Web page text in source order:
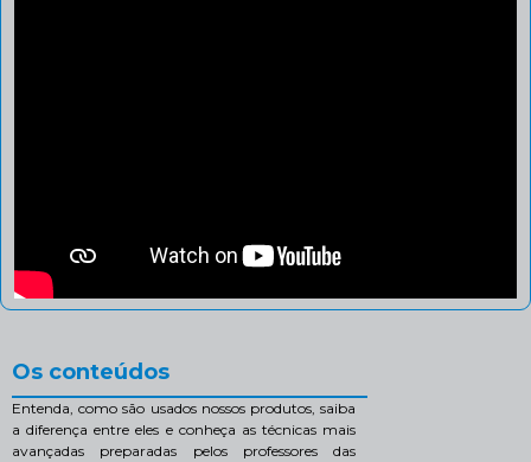
Os conteúdos
Entenda, como são usados nossos produtos, saiba
a diferença entre eles e conheça as técnicas mais
avançadas preparadas pelos professores das